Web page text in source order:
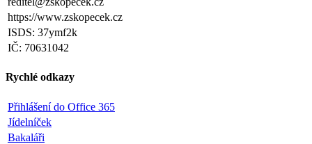
https://www.zskopecek.cz
ISDS: 37ymf2k
IČ: 70631042
Rychlé odkazy
Přihlášení do Office 365
Jídelníček
Bakaláři